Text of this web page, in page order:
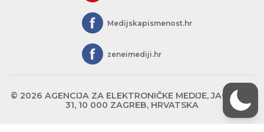
Medijskapismenost.hr
zeneimediji.hr
© 2026 AGENCIJA ZA ELEKTRONIČKE MEDIJE, JAGIĆEVA
31, 10 000 ZAGREB, HRVATSKA